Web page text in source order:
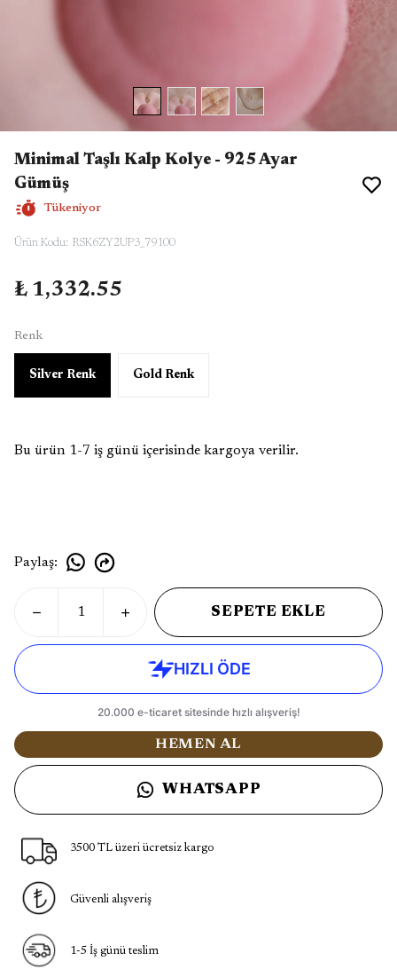
Minimal Taşlı Kalp Kolye - 925 Ayar
Gümüş
Tükeniyor
Ürün Kodu: RSK6ZY2UP3_79100
₺ 1,332.55
Renk
Silver Renk Gold Renk
Bu ürün 1-7 iş günü içerisinde kargoya verilir.
Paylaş:
SEPETE EKLE
HEMEN AL
WHATSAPP
3500 TL üzeri ücretsiz kargo
Güvenli alışveriş
1-5 İş günü teslim